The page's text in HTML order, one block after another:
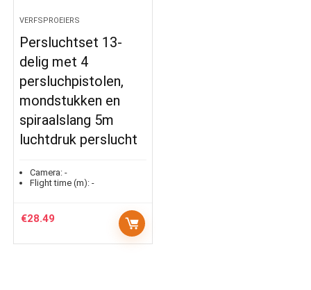
VERFSPROEIERS
Persluchtset 13-
delig met 4
persluchpistolen,
mondstukken en
spiraalslang 5m
luchtdruk perslucht
Camera: -
Flight time (m): -
€28.49